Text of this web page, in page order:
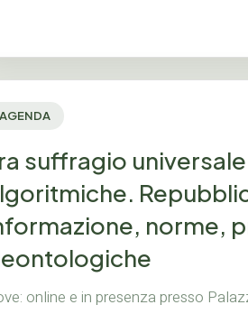
AGENDA
suffragio
norme,
online e in presenza presso